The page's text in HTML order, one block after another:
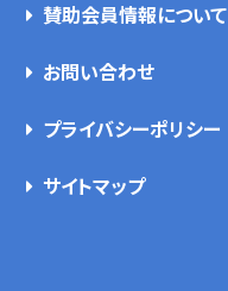
賛助会員情報について
お問い合わせ
プライバシーポリシー
サイトマップ